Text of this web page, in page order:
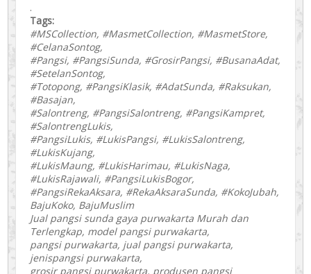
.
Tags:
#MSCollection, #MasmetCollection, #MasmetStore,
#CelanaSontog,
#Pangsi, #PangsiSunda, #GrosirPangsi, #BusanaAdat,
#SetelanSontog,
#Totopong, #PangsiKlasik, #AdatSunda, #Raksukan,
#Basajan,
#Salontreng, #PangsiSalontreng, #PangsiKampret,
#SalontrengLukis,
#PangsiLukis, #LukisPangsi, #LukisSalontreng,
#LukisKujang,
#LukisMaung, #LukisHarimau, #LukisNaga,
#LukisRajawali, #PangsiLukisBogor,
#PangsiRekaAksara, #RekaAksaraSunda, #KokoJubah,
BajuKoko, BajuMuslim
Jual pangsi sunda gaya purwakarta Murah dan
Terlengkap, model pangsi purwakarta,
pangsi purwakarta, jual pangsi purwakarta,
jenispangsi purwakarta,
grosir pangsi purwakarta, produsen pangsi